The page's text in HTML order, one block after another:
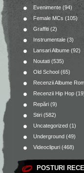
Evenimente (94)
Female MCs (105)
Graffiti (2)
Instrumentale (3)
Lansari Albume (92)
Noutati (535)
Old School (65)
Recenzii Albume
Recenzii Hip Hop
Repări (9)
Stiri (582)
Uncategorized (1)
Underground (49)
Videoclipuri (468)
POSTURI